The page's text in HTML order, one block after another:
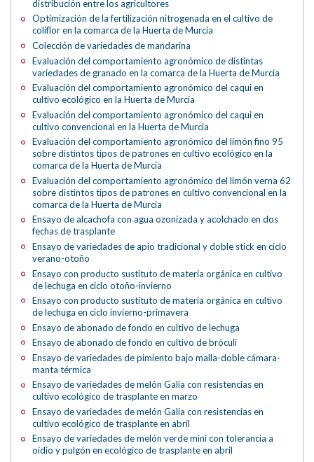
distribución entre los agricultores
Optimización de la fertilización nitrogenada en el cultivo de
coliflor en la comarca de la Huerta de Murcia
Colección de variedades de mandarina
Evaluación del comportamiento agronómico de distintas
variedades de granado en la comarca de la Huerta de Murcia
Evaluación del comportamiento agronómico del caqui en
cultivo ecológico en la Huerta de Murcia
Evaluación del comportamiento agronómico del caqui en
cultivo convencional en la Huerta de Murcia
Evaluación del comportamiento agronómico del limón fino 95
sobre distintos tipos de patrones en cultivo ecológico en la
comarca de la Huerta de Murcia
Evaluación del comportamiento agronómico del limón verna 62
sobre distintos tipos de patrones en cultivo convencional en la
comarca de la Huerta de Murcia
Ensayo de alcachofa con agua ozonizada y acolchado en dos
fechas de trasplante
Ensayo de variedades de apio tradicional y doble stick en ciclo
verano-otoño
Ensayo con producto sustituto de materia orgánica en cultivo
de lechuga en ciclo otoño-invierno
Ensayo con producto sustituto de materia orgánica en cultivo
de lechuga en ciclo invierno-primavera
Ensayo de abonado de fondo en cultivo de lechuga
Ensayo de abonado de fondo en cultivo de bróculi
Ensayo de variedades de pimiento bajo malla-doble cámara-
manta térmica
Ensayo de variedades de melón Galia con resistencias en
cultivo ecológico de trasplante en marzo
Ensayo de variedades de melón Galia con resistencias en
cultivo ecológico de trasplante en abril
Ensayo de variedades de melón verde mini con tolerancia a
oídio y pulgón en ecológico de trasplante en abril